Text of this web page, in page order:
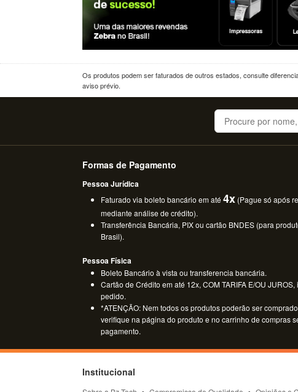
Os produtos podem ser faturados de outros estados, consulte
aviso prévio.
Buscar
Formas de Pagamento
Pessoa Jurídica
Faturado via boleto bancário em até4x (Pague só após
mediante análise de crédito).
Transferência Bancária, PIX ou cartão BNDES (para
Brasil).
Pessoa Física
Boleto Bancário à vista ou transferencia bancária.
Cartão de Crédito em até 12x, COM TARIFA E/OU
pedido.
*ATENÇÃO: Nem todos os produtos poderão ser
verifique na página do produto e no carrinho de compras
pagamento.
Institucional